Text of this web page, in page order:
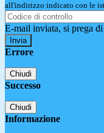
all'indirizzo indicato con le
E-mail inviata, si prega
Errore
Chiudi
Successo
Chiudi
Informazione